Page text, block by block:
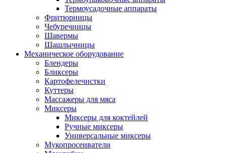
Термоусадочные аппараты
Фритюрницы
Чебуречницы
Шавермы
Шашлычницы
Механическое оборудование
Блендеры
Бликсеры
Картофелечистки
Куттеры
Массажеры для мяса
Миксеры
Миксеры для коктейлей
Ручные миксеры
Универсальные миксеры
Мукопросеиватели